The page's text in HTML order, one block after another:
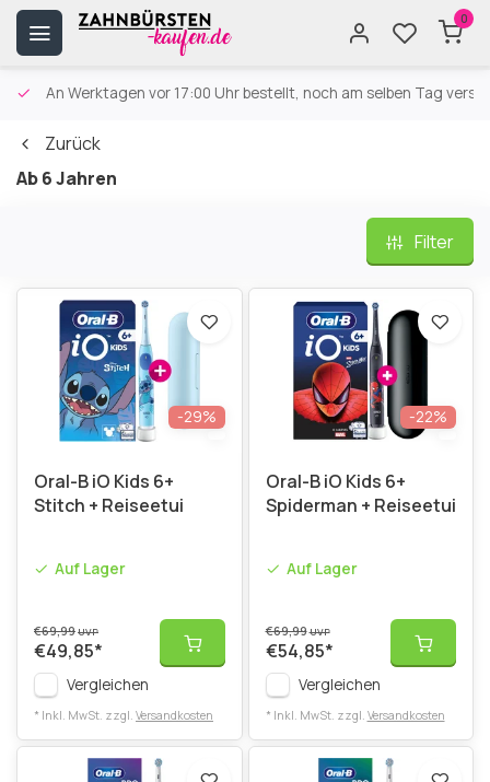
0
An Werktagen vor 17:00 Uhr bestellt, noch am selben Tag
Zurück
Ab 6 Jahren
Filter
-29%
Oral-B iO Kids 6+
Stitch + Reiseetui
Auf Lager
€69,99UVP
€49,85*
Vergleichen
* Inkl. MwSt. zzgl. Versandkosten
-22%
Oral-B iO Kids 6+
Spiderman + Reiseetui
Auf Lager
€69,99UVP
€54,85*
Vergleichen
* Inkl. MwSt. zzgl. Versandkosten